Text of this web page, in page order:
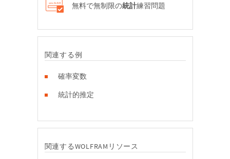
無料で無制限の統計練習問題
関連する例
確率変数
統計的推定
関連するWOLFRAMリソース